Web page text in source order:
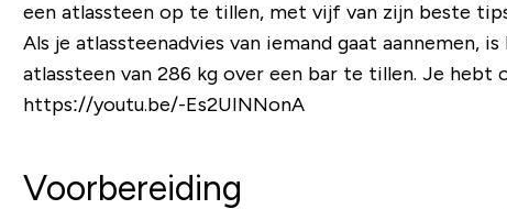
een ​​atlassteen op te tillen, met vijf van zijn beste
Als je atlassteenadvies van iemand gaat
atlassteen van 286 kg over een bar te tillen. Je hebt
https://youtu.be/-Es2UINNonA
Voorbereiding